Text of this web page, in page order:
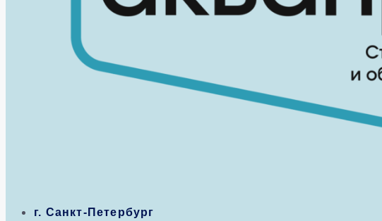
г. Санкт-Петербург